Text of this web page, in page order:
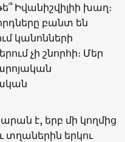
Իվանիշվիլիի խաղ։
բանտ են
կանոնների
չի շնորհի։ Մեր
է, երբ մի կողմից
տղաներին երկու